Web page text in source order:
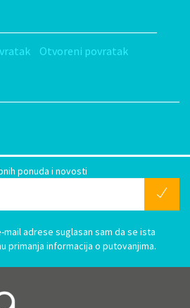
Otvoreni povratak
ponuda i novosti
adrese suglasan sam da se ista
primanja informacija o putovanjima.